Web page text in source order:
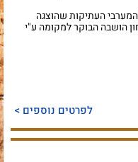
העתיקות שהוצגה
הושבה הבוקר למקומה ע"י
לפרטים נוספים >